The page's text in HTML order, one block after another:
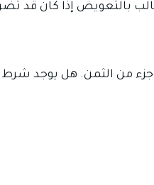
بالتعويض إذا كان قد
جزء من الثمن. هل يوجد شرط